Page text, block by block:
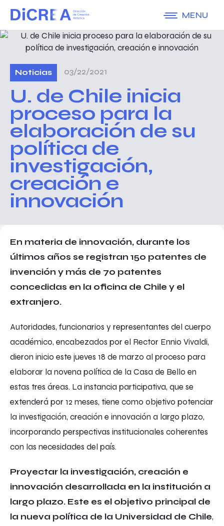
MENU
Noticias 03/22/2021
U. de Chile inicia
proceso para la
elaboración de su
política de
investigación,
creación e
innovación
En materia de innovación, durante los
últimos años se registran 150 patentes de
invención y más de 70 patentes
concedidas en la oficina de Chile y el
extranjero.
Autoridades, funcionarios y representantes del cuerpo
académico, encabezados por el Rector Ennio Vivaldi,
dieron inicio este jueves 18 de marzo al proceso para
elaborar la novena política de la Casa de Bello en
estas tres áreas. La instancia participativa, que se
extenderá por 12 meses, tiene como objetivo potenciar
la investigación, creación e innovación a largo plazo,
incorporando perspectivas institucionales coherentes
con las necesidades del país.
Proyectar la investigación, creación e
innovación desarrollada en la institución a
largo plazo. Este es el objetivo principal de
la nueva política de la Universidad de Chile,